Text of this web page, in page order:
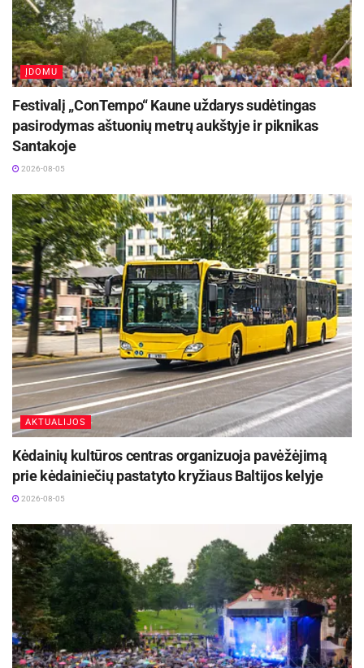
ĮDOMU
Festivalį „ConTempo“ Kaune uždarys sudėtingas
pasirodymas aštuonių metrų aukštyje ir piknikas
Santakoje
2026-08-05
AKTUALIJOS
Kėdainių kultūros centras organizuoja pavėžėjimą
prie kėdainiečių pastatyto kryžiaus Baltijos kelyje
2026-08-05